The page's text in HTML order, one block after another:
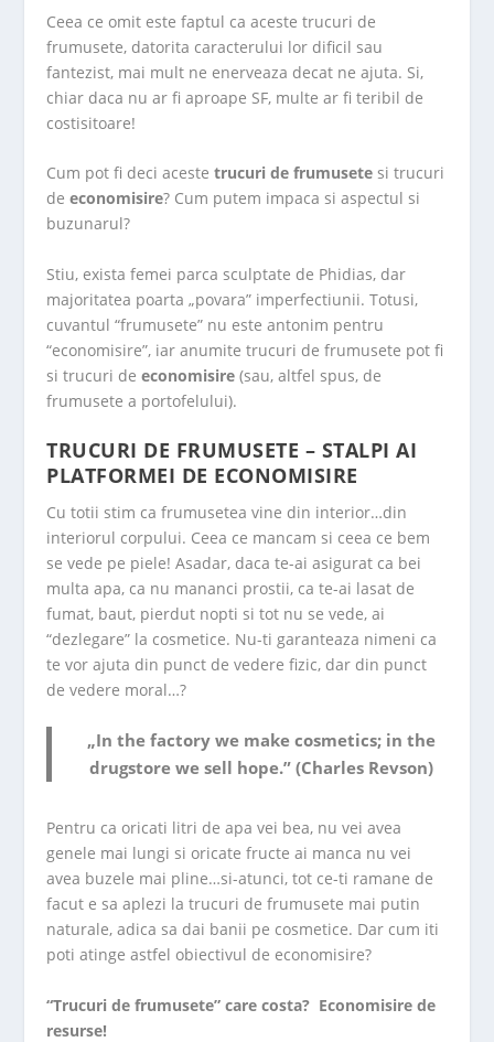
Ceea ce omit este faptul ca aceste trucuri de
frumusete, datorita caracterului lor dificil sau
fantezist, mai mult ne enerveaza decat ne ajuta. Si,
chiar daca nu ar fi aproape SF, multe ar fi teribil de
costisitoare!
Cum pot fi deci acestetrucuri de frumusete si trucuri
deeconomisire? Cum putem impaca si aspectul si
buzunarul?
Stiu, exista femei parca sculptate de Phidias, dar
majoritatea poarta „povara” imperfectiunii. Totusi,
cuvantul “frumusete” nu este antonim pentru
“economisire”, iar anumite trucuri de frumusete pot fi
si trucuri de economisire (sau, altfel spus, de
frumusete a portofelului).
TRUCURI DE FRUMUSETE – STALPI AI
PLATFORMEI DE ECONOMISIRE
Cu totii stim ca frumusetea vine din interior…din
interiorul corpului. Ceea ce mancam si ceea ce bem
se vede pe piele! Asadar, daca te-ai asigurat ca bei
multa apa, ca nu mananci prostii, ca te-ai lasat de
fumat, baut, pierdut nopti si tot nu se vede, ai
“dezlegare” la cosmetice. Nu-ti garanteaza nimeni ca
te vor ajuta din punct de vedere fizic, dar din punct
de vedere moral…?
„In the factory we make cosmetics; in the
drugstore we sell hope.” (Charles Revson)
Pentru ca oricati litri de apa vei bea, nu vei avea
genele mai lungi si oricate fructe ai manca nu vei
avea buzele mai pline…si-atunci, tot ce-ti ramane de
facut e sa aplezi la trucuri de frumusete mai putin
naturale, adica sa dai banii pe cosmetice. Dar cum iti
poti atinge astfel obiectivul de economisire?
“Trucuri de frumusete” care costa? Economisire de
resurse!